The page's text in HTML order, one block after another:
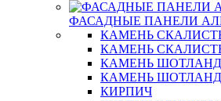
ФАСАДНЫЕ ПАНЕЛИ
КАМЕНЬ
КАМЕНЬ
КАМЕНЬ
КАМЕНЬ
КИРПИЧ